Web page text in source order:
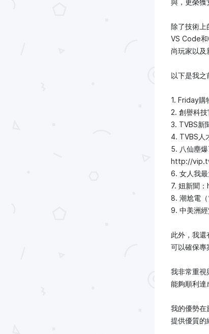
與，更榮獲
除了技術
VS Code和
尚玩家以及
以下是我之
1. Friday購
2. 創譽科
3. TVBS新
4. TVBS
5. 八仙塵
http://
6. 女人我
7. 妞新聞
8. 潮尬電
9. 中美洲
此外，我
可以確保專
我非常重視
能夠順利達
我的優勢在
提供優質的